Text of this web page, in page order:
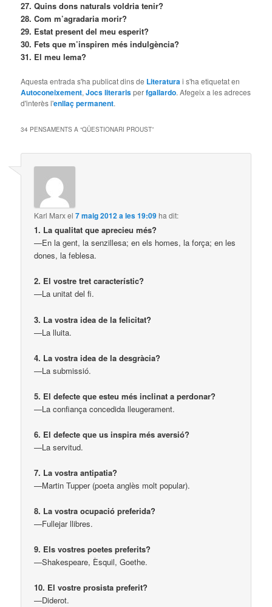
27. Quins dons naturals voldria tenir?
28. Com m’agradaria morir?
29. Estat present del meu esperit?
30. Fets que m’inspiren més indulgència?
31. El meu lema?
Aquesta entrada s'ha publicat dins de Literaturai s'ha etiquetat en
Autoconeixement,Jocs literarisperfgallardo. Afegeix a les adreces
d'interès l'enllaç permanent.
34 PENSAMENTS A “QÜESTIONARI PROUST”
Karl Marxel7 maig 2012 a les 19:09ha dit:
1. La qualitat que aprecieu més?
—En la gent, la senzillesa; en els homes, la força; en les
dones, la feblesa.
2. El vostre tret característic?
—La unitat del fi.
3. La vostra idea de la felicitat?
—La lluita.
4. La vostra idea de la desgràcia?
—La submissió.
5. El defecte que esteu més inclinat a perdonar?
—La confiança concedida lleugerament.
6. El defecte que us inspira més aversió?
—La servitud.
7. La vostra antipatia?
—Martin Tupper (poeta anglès molt popular).
8. La vostra ocupació preferida?
—Fullejar llibres.
9. Els vostres poetes preferits?
—Shakespeare, Èsquil, Goethe.
10. El vostre prosista preferit?
—Diderot.